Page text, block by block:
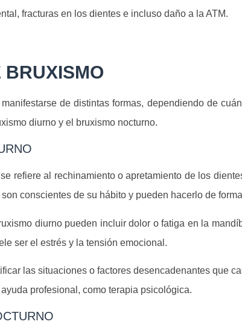
fracturas en los dientes e incluso daño a la ATM.
BRUXISMO
de distintas formas, dependiendo de
diurno y el bruxismo nocturno.
refiere al rechinamiento o apretamiento de los
conscientes de su hábito y pueden hacerlo de
diurno pueden incluir dolor o fatiga en la
ser el estrés y la tensión emocional.
las situaciones o factores desencadenantes que
profesional, como terapia psicológica.